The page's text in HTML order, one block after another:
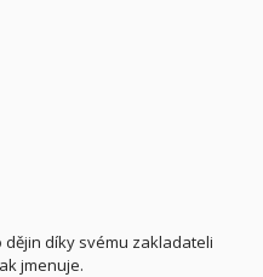
dějin díky svému zakladateli
jmenuje.